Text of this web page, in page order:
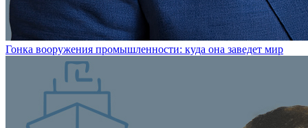
Гонка вооружения промышленности: куда она заведет мир